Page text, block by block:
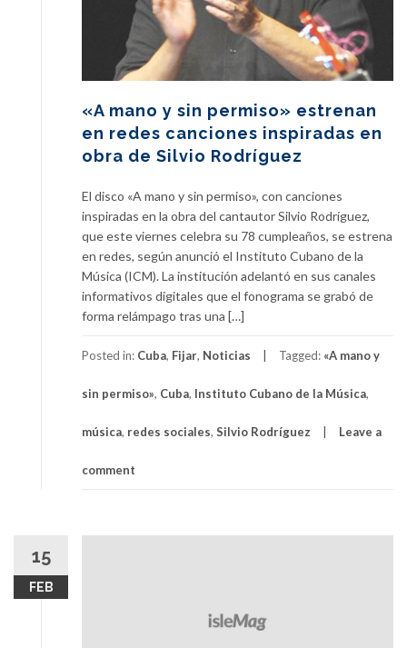
«A mano y sin permiso» estrenan
en redes canciones inspiradas en
obra de Silvio Rodríguez
El disco «A mano y sin permiso», con canciones
inspiradas en la obra del cantautor Silvio Rodríguez,
que este viernes celebra su 78 cumpleaños, se estrena
en redes, según anunció el Instituto Cubano de la
Música (ICM). La institución adelantó en sus canales
informativos digitales que el fonograma se grabó de
forma relámpago tras una […]
Posted in: Cuba, Fijar, Noticias Tagged: «A mano y
sin permiso», Cuba, Instituto Cubano de la Música,
música, redes sociales, Silvio Rodríguez Leave a
comment
15
FEB